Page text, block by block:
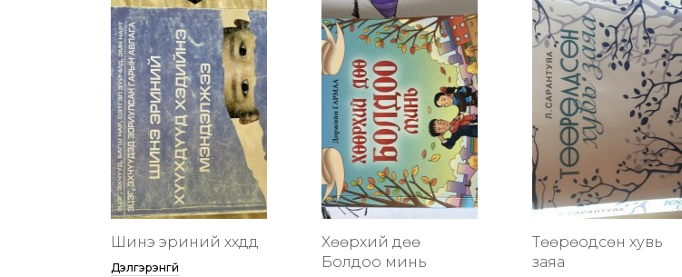
Шинэ эриний хүүхдүүд
Дэлгэрэнгүй
Хөөрхий дөө
Болдоо минь
Төөрөодсөн хувь
заяа